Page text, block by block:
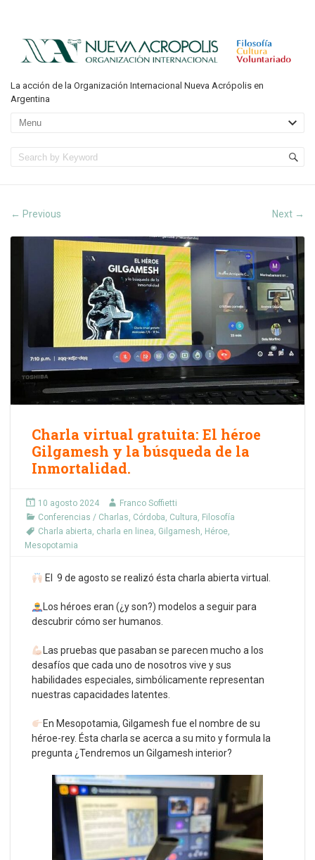
La acción de la Organización Internacional Nueva Acrópolis en
Argentina
← Previous Next →
Charla virtual gratuita: El héroe
Gilgamesh y la búsqueda de la
Inmortalidad.
10 agosto 2024
Franco Soffietti
Conferencias / Charlas, Córdoba, Cultura, Filosofía
Charla abierta, charla en linea, Gilgamesh, Héroe,
Mesopotamia
El 9 de agosto se realizó ésta charla abierta virtual.
Los héroes eran (¿y son?) modelos a seguir para
descubrir cómo ser humanos.
Las pruebas que pasaban se parecen mucho a los
desafíos que cada uno de nosotros vive y sus
habilidades especiales, simbólicamente representan
nuestras capacidades latentes.
En Mesopotamia, Gilgamesh fue el nombre de su
héroe-rey. Ésta charla se acerca a su mito y formula la
pregunta ¿Tendremos un Gilgamesh interior?